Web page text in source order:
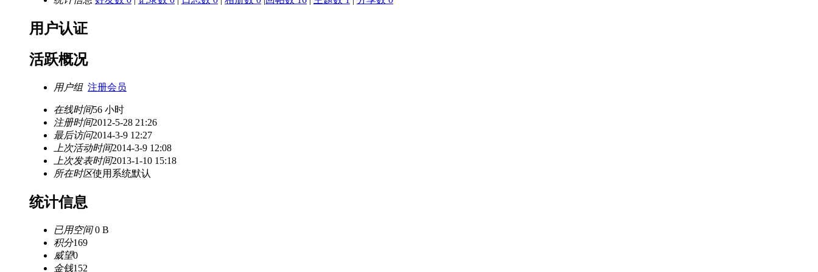
用户认证
活跃概况
用户组 注册会员
在线时间56 小时
注册时间2012-5-28 21:26
最后访问2014-3-9 12:27
上次活动时间2014-3-9 12:08
上次发表时间2013-1-10 15:18
所在时区使用系统默认
统计信息
已用空间0 B
积分169
威望0
金钱152